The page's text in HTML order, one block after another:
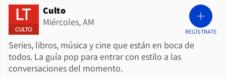
Culto
Miércoles, AM
Series, libros, música y cine que están en boca de
todos. La guía pop para entrar con estilo a las
conversaciones del momento.
REGÍSTRATE